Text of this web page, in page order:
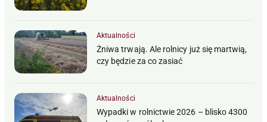
Aktualności
Żniwa trwają. Ale rolnicy już się martwią,
czy będzie za co zasiać
Aktualności
Wypadki w rolnictwie 2026 – blisko 4300